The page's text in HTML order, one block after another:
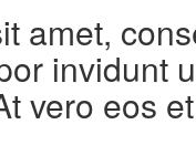
amet,
invidunt
vero eos